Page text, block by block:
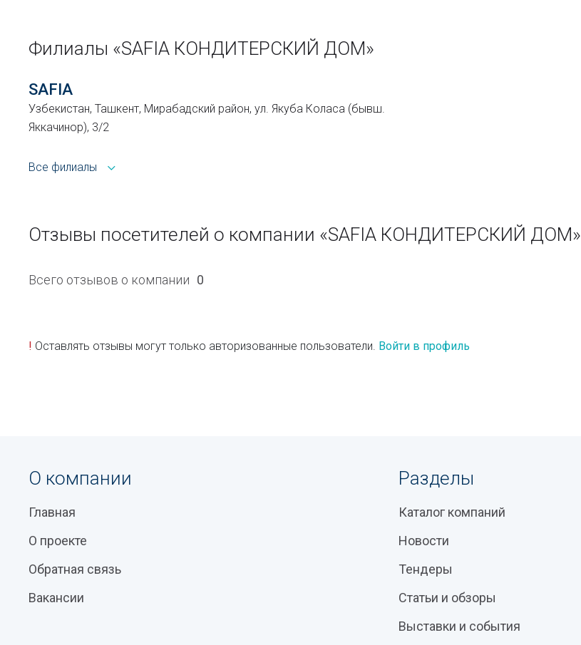
Филиалы «SAFIA КОНДИТЕРСКИЙ ДОМ»
SAFIA
Узбекистан, Ташкент, Мирабадский район, ул. Якуба Коласа (бывш.
Яккачинор), 3/2
Все филиалы
Отзывы посетителей о компании «SAFIA КОНДИТЕРСКИЙ ДОМ»
Всего отзывов о компании 0
! Оставлять отзывы могут только авторизованные пользователи. Войти в профиль
О компании
Главная
О проекте
Обратная связь
Вакансии
Разделы
Каталог компаний
Новости
Тендеры
Статьи и обзоры
Выставки и события